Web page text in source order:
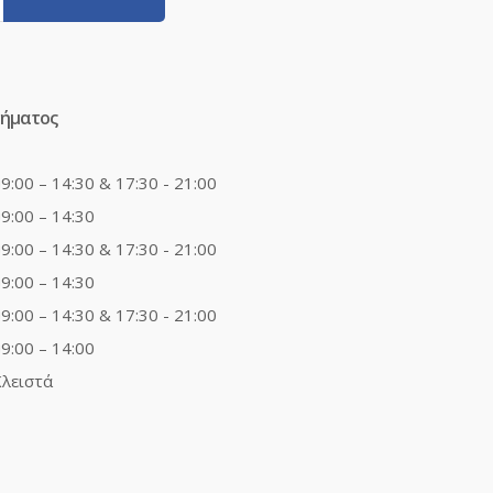
– 14:30 & 17:30 - 21:00
– 14:30
– 14:30 & 17:30 - 21:00
– 14:30
– 14:30 & 17:30 - 21:00
– 14:00